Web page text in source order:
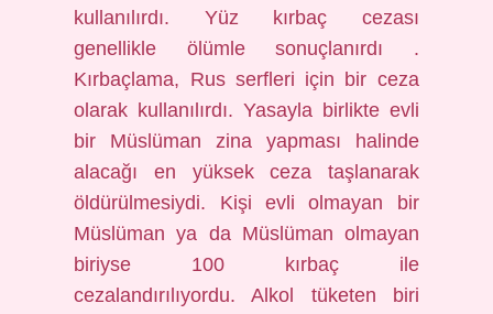
kullanılırdı. Yüz kırbaç cezası
genellikle ölümle sonuçlanırdı .
Kırbaçlama, Rus serfleri için bir ceza
olarak kullanılırdı. Yasayla birlikte evli
bir Müslüman zina yapması halinde
alacağı en yüksek ceza taşlanarak
öldürülmesiydi. Kişi evli olmayan bir
Müslüman ya da Müslüman olmayan
biriyse 100 kırbaç ile
cezalandırılıyordu. Alkol tüketen biri